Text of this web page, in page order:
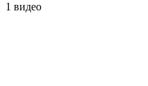
1 видео